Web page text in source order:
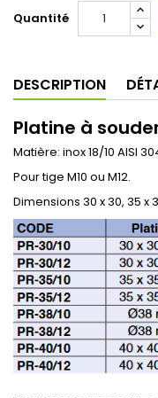
Quantité
DESCRIPTION
Platine à
Matière: inox 18/10 AISI
Pour tige M10 ou M12.
Dimensions 30 x 30, 35